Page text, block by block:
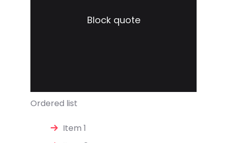
Block quote
Ordered list
Item 1